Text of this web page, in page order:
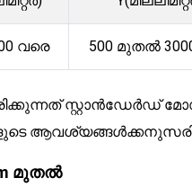
വരെ 500 മുതൽ
സ്റ്റാൻഡേർഡ്
മുതൽ